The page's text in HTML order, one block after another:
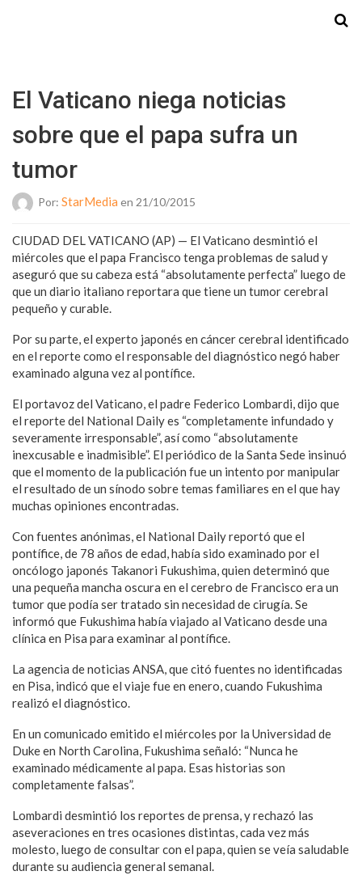
El Vaticano niega noticias
sobre que el papa sufra un
tumor
Por: StarMedia en 21/10/2015
CIUDAD DEL VATICANO (AP) — El Vaticano desmintió el
miércoles que el papa Francisco tenga problemas de salud y
aseguró que su cabeza está “absolutamente perfecta” luego de
que un diario italiano reportara que tiene un tumor cerebral
pequeño y curable.
Por su parte, el experto japonés en cáncer cerebral identificado
en el reporte como el responsable del diagnóstico negó haber
examinado alguna vez al pontífice.
El portavoz del Vaticano, el padre Federico Lombardi, dijo que
el reporte del National Daily es “completamente infundado y
severamente irresponsable”, así como “absolutamente
inexcusable e inadmisible”. El periódico de la Santa Sede insinuó
que el momento de la publicación fue un intento por manipular
el resultado de un sínodo sobre temas familiares en el que hay
muchas opiniones encontradas.
Con fuentes anónimas, el National Daily reportó que el
pontífice, de 78 años de edad, había sido examinado por el
oncólogo japonés Takanori Fukushima, quien determinó que
una pequeña mancha oscura en el cerebro de Francisco era un
tumor que podía ser tratado sin necesidad de cirugía. Se
informó que Fukushima había viajado al Vaticano desde una
clínica en Pisa para examinar al pontífice.
La agencia de noticias ANSA, que citó fuentes no identificadas
en Pisa, indicó que el viaje fue en enero, cuando Fukushima
realizó el diagnóstico.
En un comunicado emitido el miércoles por la Universidad de
Duke en North Carolina, Fukushima señaló: “Nunca he
examinado médicamente al papa. Esas historias son
completamente falsas”.
Lombardi desmintió los reportes de prensa, y rechazó las
aseveraciones en tres ocasiones distintas, cada vez más
molesto, luego de consultar con el papa, quien se veía saludable
durante su audiencia general semanal.